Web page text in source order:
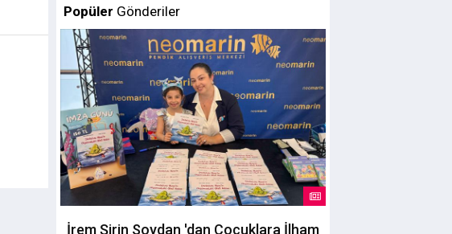
Popüler Gönderiler
İrem Şirin Soydan 'dan Çocuklara İlham